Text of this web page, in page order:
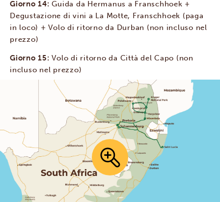
Giorno 14:Guida da Hermanus a Franschhoek +
Degustazione di vini a La Motte, Franschhoek (paga
in loco) + Volo di ritorno da Durban (non incluso nel
prezzo)
Giorno 15:Volo di ritorno da Città del Capo (non
incluso nel prezzo)